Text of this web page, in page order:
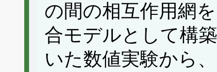
の間の相互作用網
合モデルとして構
いた数値実験から